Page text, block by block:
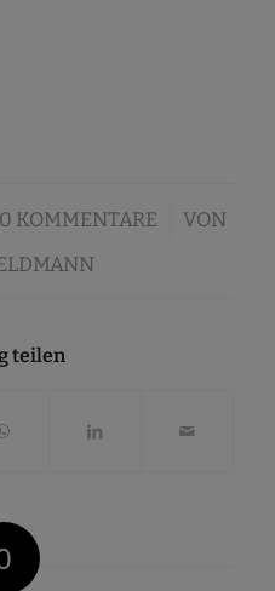
0 KOMMENTARE
/
VON
teilen